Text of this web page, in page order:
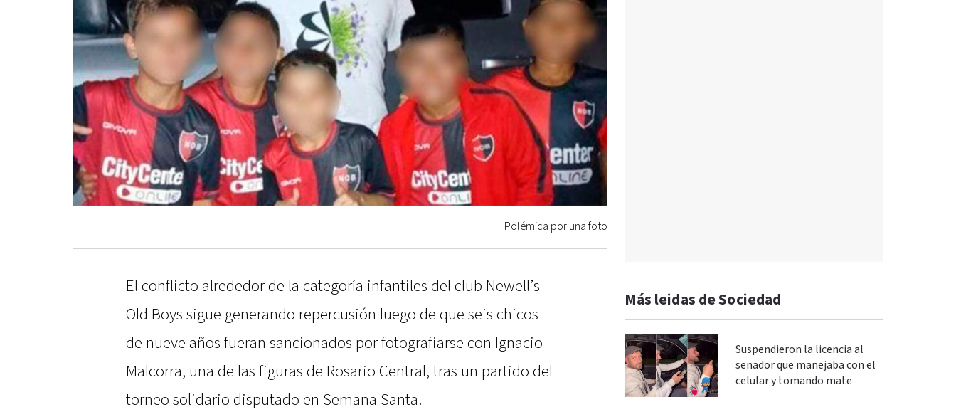
Polémica por una foto
El conflicto alrededor de la categoría infantiles del club Newell’s
Old Boys sigue generando repercusión luego de que seis chicos
de nueve años fueran sancionados por fotografiarse con Ignacio
Malcorra, una de las figuras de Rosario Central, tras un partido del
torneo solidario disputado en Semana Santa.
Más leidas de Sociedad
Suspendieron la licencia al
senador que manejaba con el
celular y tomando mate